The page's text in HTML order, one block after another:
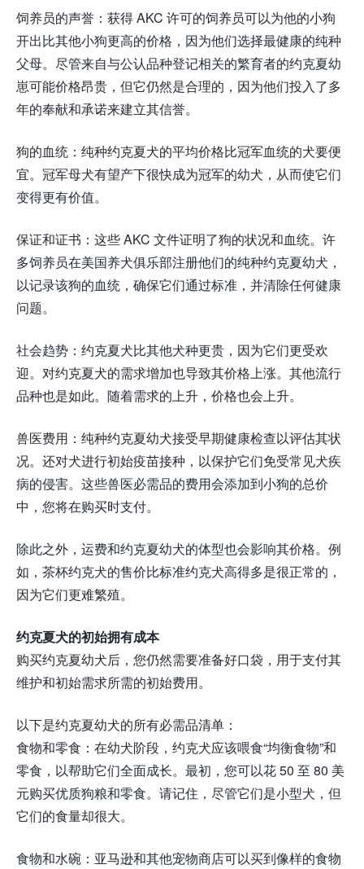
饲养员的声誉：获得 AKC 许可的饲养员可以为他的小狗
开出比其他小狗更高的价格，因为他们选择最健康的纯种
父母。尽管来自与公认品种登记相关的繁育者的约克夏幼
崽可能价格昂贵，但它仍然是合理的，因为他们投入了多
年的奉献和承诺来建立其信誉。
狗的血统：纯种约克夏犬的平均价格比冠军血统的犬要便
宜。冠军母犬有望产下很快成为冠军的幼犬，从而使它们
变得更有价值。
保证和证书：这些 AKC 文件证明了狗的状况和血统。许
多饲养员在美国养犬俱乐部注册他们的纯种约克夏幼犬，
以记录该狗的血统，确保它们通过标准，并清除任何健康
问题。
社会趋势：约克夏犬比其他犬种更贵，因为它们更受欢
迎。对约克夏犬的需求增加也导致其价格上涨。其他流行
品种也是如此。随着需求的上升，价格也会上升。
兽医费用：纯种约克夏幼犬接受早期健康检查以评估其状
况。还对犬进行初始疫苗接种，以保护它们免受常见犬疾
病的侵害。这些兽医必需品的费用会添加到小狗的总价
中，您将在购买时支付。
除此之外，运费和约克夏幼犬的体型也会影响其价格。例
如，茶杯约克犬的售价比标准约克犬高得多是很正常的，
因为它们更难繁殖。
约克夏犬的初始拥有成本
购买约克夏幼犬后，您仍然需要准备好口袋，用于支付其
维护和初始需求所需的初始费用。
以下是约克夏幼犬的所有必需品清单：
食物和零食：在幼犬阶段，约克犬应该喂食“均衡食物”和
零食，以帮助它们全面成长。最初，您可以花 50 至 80 美
元购买优质狗粮和零食。请记住，尽管它们是小型犬，但
它们的食量却很大。
食物和水碗：亚马逊和其他宠物商店可以买到像样的食物